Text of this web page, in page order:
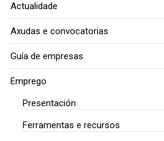
Actualidade
Axudas e convocatorias
Guía de empresas
Emprego
Presentación
Ferramentas e recursos